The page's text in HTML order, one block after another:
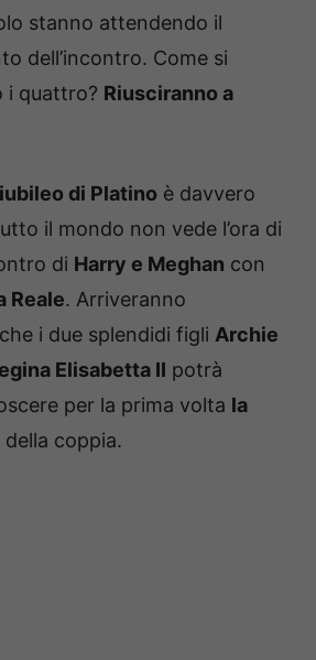
stanno attendendo il
dell’incontro. Come si
i quattro? Riusciranno a
di Platino è davvero
il mondo non vede l’ora di
di Harry e Meghan con
Reale. Arriveranno
i due splendidi figli Archie
Elisabetta II potrà
per la prima volta la
della coppia.